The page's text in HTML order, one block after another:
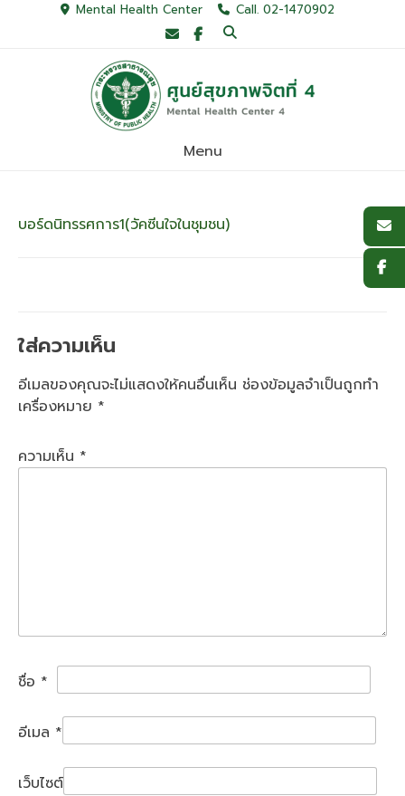
Mental Health Center Call. 02-1470902
Menu
บอร์ดนิทรรศการ1(วัคซีนใจในชุมชน)
ใส่ความเห็น
อีเมลของคุณจะไม่แสดงให้คนอื่นเห็น ช่องข้อมูลจำเป็นถูกทำ
เครื่องหมาย *
ความเห็น *
ชื่อ *
อีเมล *
เว็บไซต์